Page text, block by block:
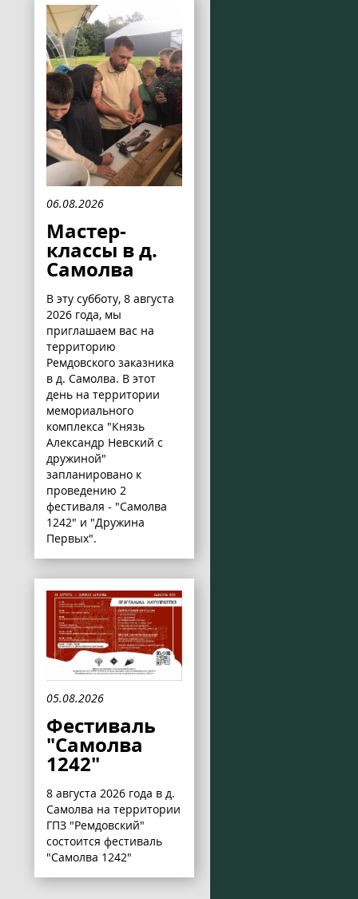
06.08.2026
Мастер-
классы в д.
Самолва
В эту субботу, 8 августа
2026 года, мы
приглашаем вас на
территорию
Ремдовского заказника
в д. Самолва. В этот
день на территории
мемориального
комплекса "Князь
Александр Невский с
дружиной"
запланировано к
проведению 2
фестиваля - "Самолва
1242" и "Дружина
Первых".
05.08.2026
Фестиваль
"Самолва
1242"
8 августа 2026 года в д.
Самолва на территории
ГПЗ "Ремдовский"
состоится фестиваль
"Самолва 1242"